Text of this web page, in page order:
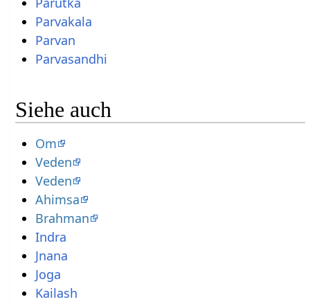
Parvakala
Parvan
Parvasandhi
Siehe auch
Om
Veden
Veden
Ahimsa
Brahman
Indra
Jnana
Joga
Kailash